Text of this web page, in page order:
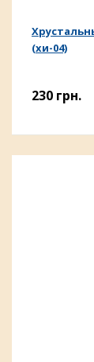
(хи-04)
230 грн.